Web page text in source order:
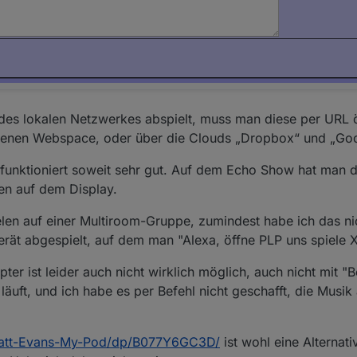
lokalen Netzwerkes abspielt, muss man diese per
Webspace, oder über die Clouds „Dropbox“ und
soweit sehr gut. Auf dem Echo Show hat man
auf dem Display.
auf einer Multiroom-Gruppe, zumindest habe ich das
abgespielt, auf dem man "Alexa, öffne PLP uns spiele
ist leider auch nicht wirklich möglich, auch nicht mit
und ich habe es per Befehl nicht geschafft, die Musik
Evans-My-Pod/dp/B077Y6GC3D/ ist wohl eine